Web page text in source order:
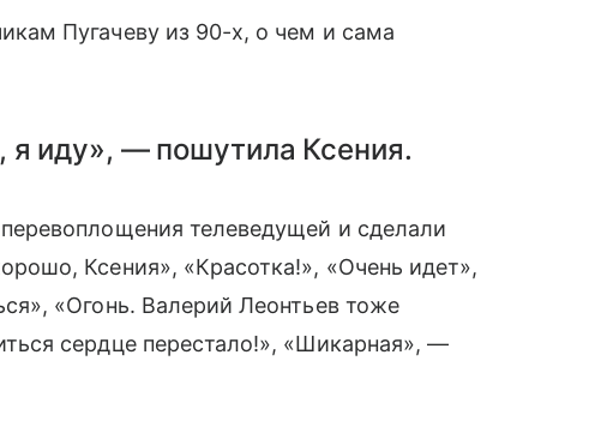
Пугачеву из 90-х, о чем и сама
я иду», — пошутила Ксения.
телеведущей и сделали
Ксения», «Красотка!», «Очень идет»,
«Огонь. Валерий Леонтьев тоже
сердце перестало!», «Шикарная», —